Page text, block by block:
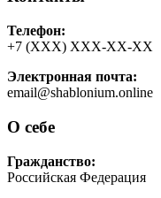
Телефон:
+7 (ХХХ) ХХХ-ХХ-ХХ
Электронная почта:
email@shablonium.online
О себе
Гражданство:
Российская Федерация